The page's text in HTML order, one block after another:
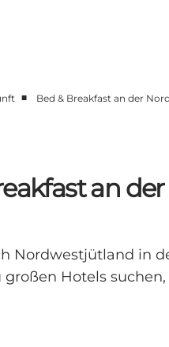
■ Bed & Breakfast an der
an
Nordwestjütland in
großen Hotels